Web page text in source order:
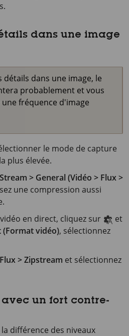
dans une image
détails dans une image, le
probablement et vous
fréquence d'image
le mode de capture
plus élevée.
> General (Vidéo > Flux >
une compression aussi
en direct, cliquez sur
et
vidéo), sélectionnez
> Zipstream et sélectionnez
avec un fort contre-
différence des niveaux